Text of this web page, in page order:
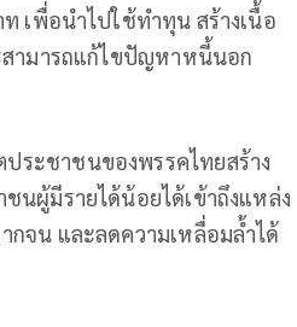
เพื่อนำไปใช้ทำทุน สร้างเนื้อ
สามารถแก้ไขปัญหาหนี้นอก
ระชาชนของพรรคไทยสร้าง
นผู้มีรายได้น้อยได้เข้าถึงแหล่ง
กจน และลดความเหลื่อมล้ำได้